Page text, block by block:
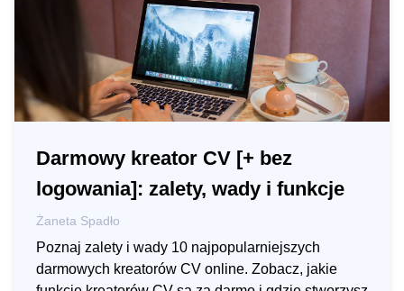
Darmowy kreator CV [+ bez
logowania]: zalety, wady i funkcje
Żaneta Spadło
Poznaj zalety i wady 10 najpopularniejszych
darmowych kreatorów CV online. Zobacz, jakie